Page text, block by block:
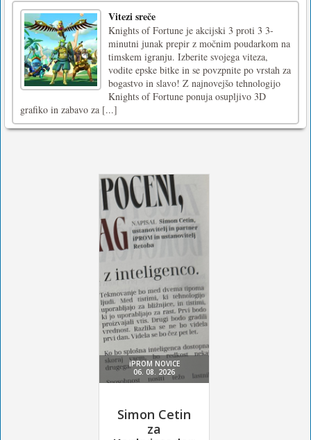
Vitezi sreče
Knights of Fortune je akcijski 3 proti 3 3-
minutni junak prepir z močnim poudarkom na
timskem igranju. Izberite svojega viteza,
vodite epske bitke in se povzpnite po vrstah za
bogastvo in slavo! Z najnovejšo tehnologijo
Knights of Fortune ponuja osupljivo 3D
grafiko in zabavo za [...]